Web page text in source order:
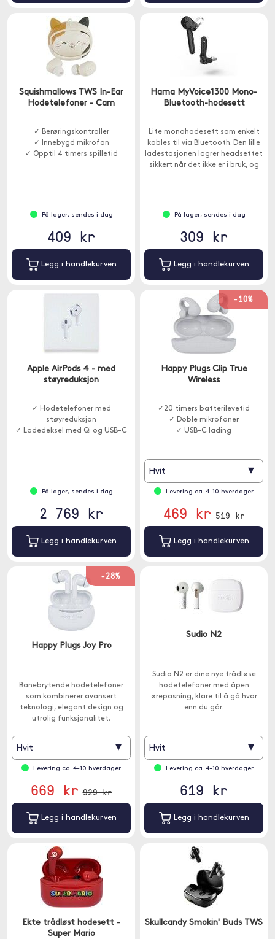
Squishmallows TWS In-Ear
Hodetelefoner - Cam
✓ Berøringskontroller
✓ Innebygd mikrofon
✓ Opptil 4 timers spilletid
På lager, sendes i dag
409 kr
Legg i handlekurven
Hama MyVoice1300 Mono-
Bluetooth-hodesett
Lite monohodesett som enkelt
kobles til via Bluetooth. Den lille
ladestasjonen lagrer headsettet
sikkert når det ikke er i bruk, og
På lager, sendes i dag
309 kr
Legg i handlekurven
Apple AirPods 4 - med
støyreduksjon
✓ Hodetelefoner med
støyreduksjon
✓ Ladedeksel med Qi og USB-C
På lager, sendes i dag
2 769 kr
Legg i handlekurven
-10%
Happy Plugs Clip True
Wireless
✓20 timers batterilevetid
✓ Doble mikrofoner
✓ USB-C lading
Hvit ▾
Levering ca. 4-10 hverdager
469 kr 519 kr
Legg i handlekurven
-28%
Happy Plugs Joy Pro
Banebrytende hodetelefoner
som kombinerer avansert
teknologi, elegant design og
utrolig funksjonalitet.
Hvit ▾
Levering ca. 4-10 hverdager
669 kr 929 kr
Legg i handlekurven
Sudio N2
Sudio N2 er dine nye trådløse
hodetelefoner med åpen
ørepasning, klare til å gå hvor
enn du går.
Hvit ▾
Levering ca. 4-10 hverdager
619 kr
Legg i handlekurven
Ekte trådløst hodesett -
Super Mario
Skullcandy Smokin' Buds TWS